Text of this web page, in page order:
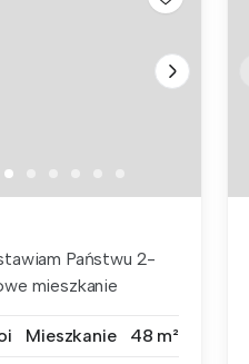
Państwu 2-
mieszkanie
Mieszkanie 48 m²